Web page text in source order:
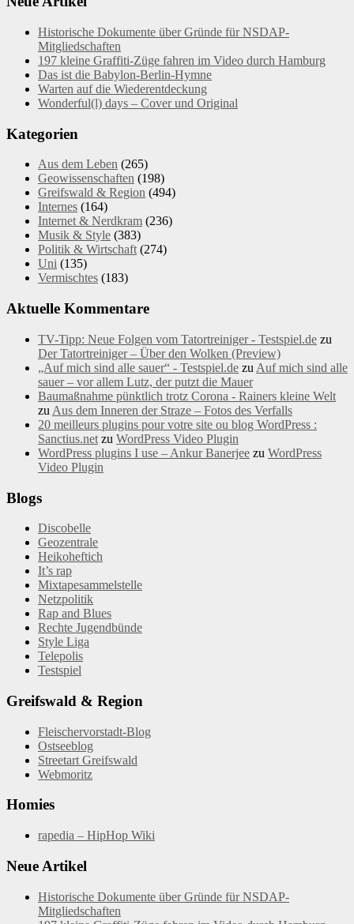
Historische Dokumente über Gründe für NSDAP-
Mitgliedschaften
197 kleine Graffiti-Züge fahren im Video durch Hamburg
Das ist die Babylon-Berlin-Hymne
Warten auf die Wiederentdeckung
Wonderful(l) days – Cover und Original
Kategorien
Aus dem Leben (265)
Geowissenschaften (198)
Greifswald & Region (494)
Internes (164)
Internet & Nerdkram (236)
Musik & Style (383)
Politik & Wirtschaft (274)
Uni (135)
Vermischtes (183)
Aktuelle Kommentare
TV-Tipp: Neue Folgen vom Tatortreiniger - Testspiel.de zu
Der Tatortreiniger – Über den Wolken (Preview)
„Auf mich sind alle sauer“ - Testspiel.de zu Auf mich sind alle
sauer – vor allem Lutz, der putzt die Mauer
Baumaßnahme pünktlich trotz Corona - Rainers kleine Welt
zu Aus dem Inneren der Straze – Fotos des Verfalls
20 meilleurs plugins pour votre site ou blog WordPress :
Sanctius.net zu WordPress Video Plugin
WordPress plugins I use – Ankur Banerjee zu WordPress
Video Plugin
Blogs
Discobelle
Geozentrale
Heikoheftich
It’s rap
Mixtapesammelstelle
Netzpolitik
Rap and Blues
Rechte Jugendbünde
Style Liga
Telepolis
Testspiel
Greifswald & Region
Fleischervorstadt-Blog
Ostseeblog
Streetart Greifswald
Webmoritz
Homies
rapedia – HipHop Wiki
Neue Artikel
Historische Dokumente über Gründe für NSDAP-
Mitgliedschaften